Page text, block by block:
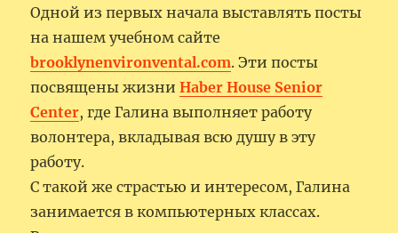
Одной из первых начала выставлять посты
на нашем учебном сайте
brooklynenvironvental.com. Эти посты
посвящены жизниHaber House Senior
Center, где Галина выполняет работу
волонтера, вкладывая всю душу в эту
работу.
С такой же страстью и интересом, Галина
занимается в компьютерных классах.